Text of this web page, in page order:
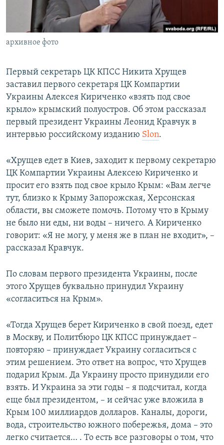
ПОБЕДИТЕЛЕЙ НЕ СУДЯТ?
КРЫМ.НЕПОКОРЕННЫЙ
ELIFBE
ПРИСОЕДИНЯЙТЕСЬ!
Все сайты RFE/RL
архивное фото
Первый секретарь ЦК КПСС Никита Хрущев
заставил первого секретаря ЦК Компартии
Украины Алексея Кириченко «взять под свое
крыло» крымский полуостров. Об этом рассказал
первый президент Украины Леонид Кравчук в
интервью российскому изданию Slon.
«Хрущев едет в Киев, заходит к первому секретарю
ЦК Компартии Украины Алексею Кириченко и
просит его взять под свое крыло Крым: «Вам легче
тут, близко к Крыму Запорожская, Херсонская
области, вы сможете помочь. Потому что в Крыму
не было ни еды, ни воды – ничего. А Кириченко
говорит: «Я не могу, у меня же в план не входит», –
рассказал Кравчук.
По словам первого президента Украины, после
этого Хрущев буквально принудил Украину
«согласиться на Крым».
«Тогда Хрущев берет Кириченко в свой поезд, едет
в Москву, и Политбюро ЦК КПСС принуждает –
повторяю – принуждает Украину согласиться с
этим решением. Это ответ на вопрос, что Хрущев
подарил Крым. Да Украину просто принудили его
взять. И Украина за эти годы – я подсчитал, когда
еще был президентом, – и сейчас уже вложила в
Крым 100 миллиардов долларов. Каналы, дороги,
вода, строительство южного побережья, дома – это
легко считается… . То есть все разговоры о том, что